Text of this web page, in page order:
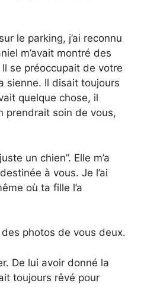
le parking, j’ai reconnu
m’avait montré des
se préoccupait de votre
sienne. Il disait toujours
quelque chose, il
prendrait soin de vous,
un chien”. Elle m’a
à vous. Je l’ai
où ta fille l’a
des photos de vous deux.
De lui avoir donné la
toujours rêvé pour